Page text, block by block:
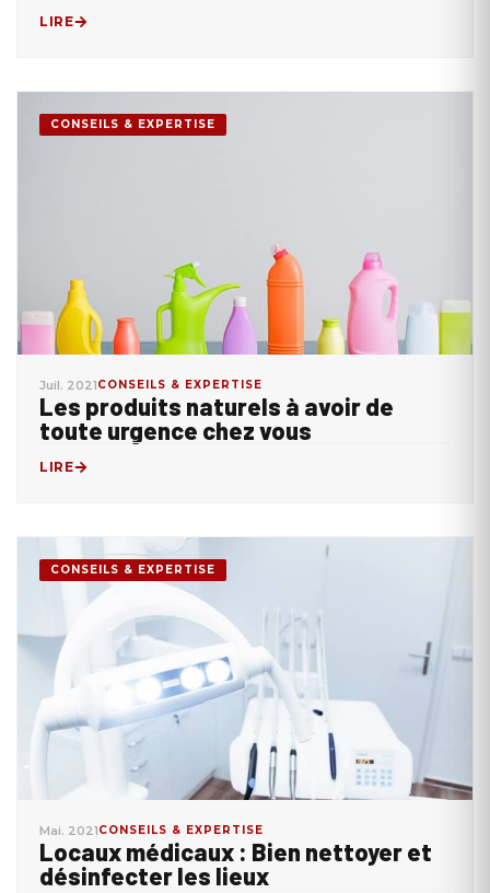
LIRE
CONSEILS & EXPERTISE
Juil. 2021CONSEILS & EXPERTISE
Les produits naturels à avoir de
toute urgence chez vous
LIRE
CONSEILS & EXPERTISE
Mai. 2021CONSEILS & EXPERTISE
Locaux médicaux : Bien nettoyer et
désinfecter les lieux